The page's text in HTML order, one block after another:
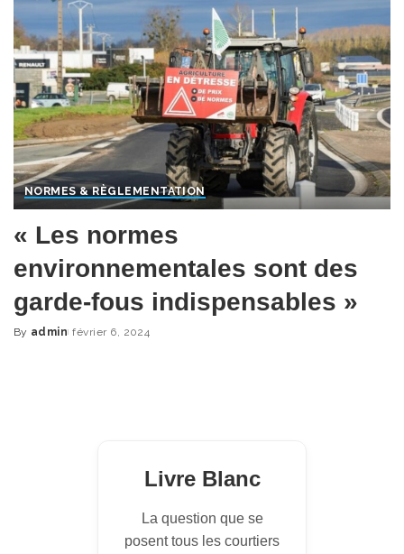
NORMES & RÈGLEMENTATION
« Les normes
environnementales sont des
garde-fous indispensables »
Posted
By admin février 6, 2024
Livre Blanc
La question que se
posent tous les courtiers